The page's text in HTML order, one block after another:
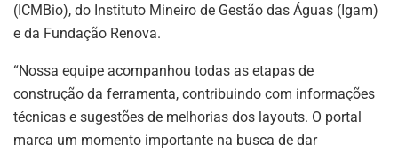
(ICMBio), do Instituto Mineiro de Gestão das Águas (Igam)
e da Fundação Renova.
“Nossa equipe acompanhou todas as etapas de
construção da ferramenta, contribuindo com informações
técnicas e sugestões de melhorias dos layouts. O portal
marca um momento importante na busca de dar